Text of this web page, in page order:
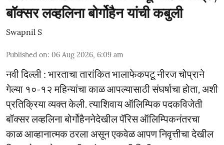
बॉक्सर लव्हलिना बोर्गोहैन यांची कबुली
Swapnil S
Published on: 06 Aug 2026, 6:09 am
नवी दिल्ली : भारताचा तारांकित भालाफेकपटू नीरज चोप्राने
गेल्या १०-१२ महिन्यांचा काळ आपल्यासाठी संघर्षाचा होता, अशी
प्रतिक्रिया व्यक्त केली. त्याशिवाय ऑलिम्पिक पदकविजेती
बॉक्सर लव्हलिना बोर्गोहैननेदेखील पॅरिस ऑलिम्पिकनंतरचा
काळ आव्हानात्मक ठरला असून एकवेळ आपण निवृत्तीचा देखील